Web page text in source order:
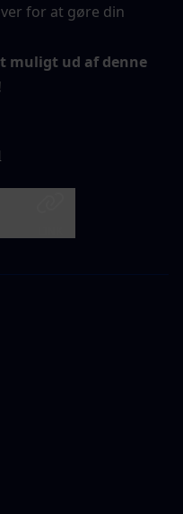
for at gøre din
muligt ud af denne